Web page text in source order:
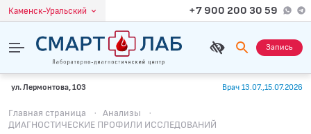
Каменск-Уральский +7 900 200 30 59
Запись
ул. Лермонтова, 103 Врач 13.07.,15.07.2026
Главная страница · Анализы
·
ДИАГНОСТИЧЕСКИЕ ПРОФИЛИ ИССЛЕДОВАНИЙ